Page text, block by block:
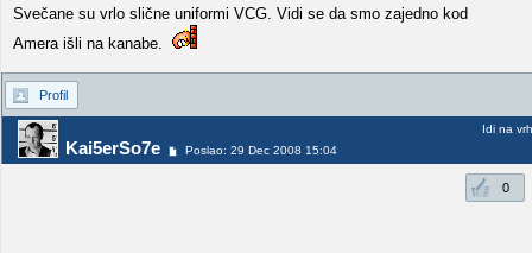
Svečane su vrlo slične uniformi VCG. Vidi se da smo zajedno kod
Amera išli na kanabe.
Profil
Kai5erSo7e Poslao: 29 Dec 2008 15:04
Idi na vrh
0